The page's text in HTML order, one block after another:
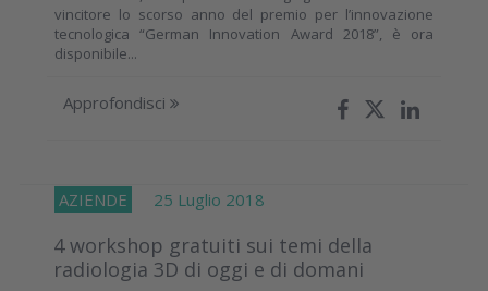
vincitore lo scorso anno del premio per l’innovazione
tecnologica “German Innovation Award 2018”, è ora
disponibile...
Approfondisci
AZIENDE 25 Luglio 2018
4 workshop gratuiti sui temi della
radiologia 3D di oggi e di domani